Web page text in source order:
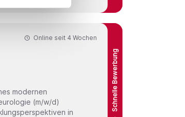
Schnelle Bewerbung
Online seit 4 Wochen
modernen
in